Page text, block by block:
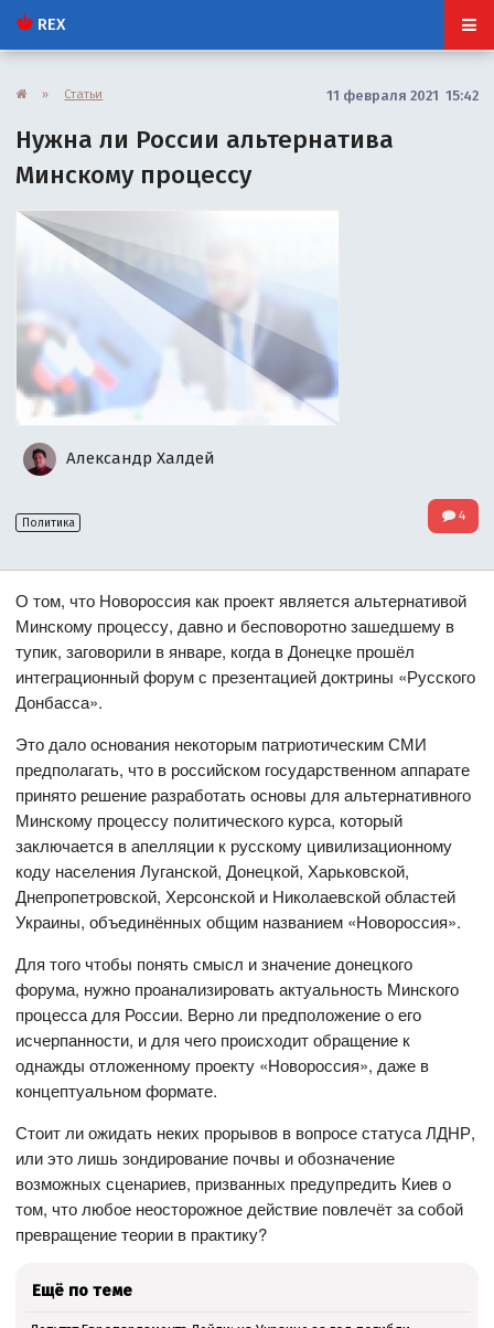
REX
» Статьи 11 февраля 2021 15:42
Нужна ли России альтернатива
Минскому процессу
Александр Халдей
Политика 4
О том, что Новороссия как проект является альтернативой
Минскому процессу, давно и бесповоротно зашедшему в
тупик, заговорили в январе, когда в Донецке прошёл
интеграционный форум с презентацией доктрины «Русского
Донбасса».
Это дало основания некоторым патриотическим СМИ
предполагать, что в российском государственном аппарате
принято решение разработать основы для альтернативного
Минскому процессу политического курса, который
заключается в апелляции к русскому цивилизационному
коду населения Луганской, Донецкой, Харьковской,
Днепропетровской, Херсонской и Николаевской областей
Украины, объединённых общим названием «Новороссия».
Для того чтобы понять смысл и значение донецкого
форума, нужно проанализировать актуальность Минского
процесса для России. Верно ли предположение о его
исчерпанности, и для чего происходит обращение к
однажды отложенному проекту «Новороссия», даже в
концептуальном формате.
Стоит ли ожидать неких прорывов в вопросе статуса ЛДНР,
или это лишь зондирование почвы и обозначение
возможных сценариев, призванных предупредить Киев о
том, что любое неосторожное действие повлечёт за собой
превращение теории в практику?
Ещё по теме